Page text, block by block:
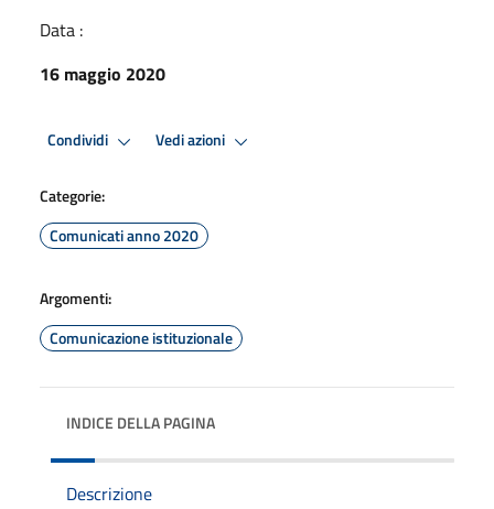
Data :
16 maggio 2020
Condividi Vedi azioni
Categorie:
Comunicati anno 2020
Argomenti:
Comunicazione istituzionale
INDICE DELLA PAGINA
Descrizione